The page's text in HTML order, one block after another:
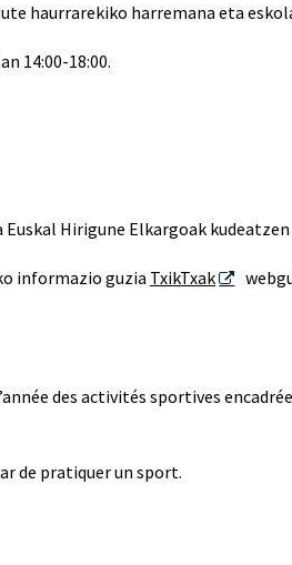
haurrarekiko harremana eta
14:00-18:00.
Hirigune Elkargoak kudeatzen
informazio guzia TxikTxak
des activités sportives
de pratiquer un sport.